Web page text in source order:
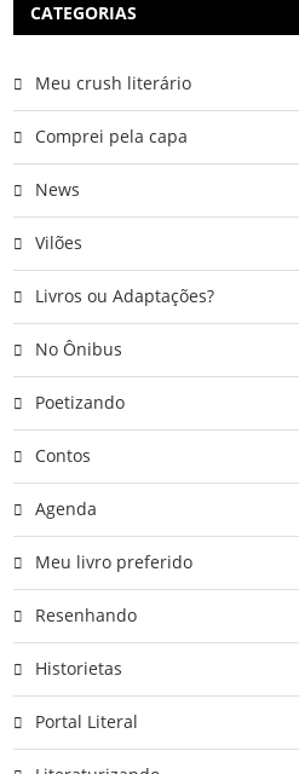
CATEGORIAS
Meu crush literário
Comprei pela capa
News
Vilões
Livros ou Adaptações?
No Ônibus
Poetizando
Contos
Agenda
Meu livro preferido
Resenhando
Historietas
Portal Literal